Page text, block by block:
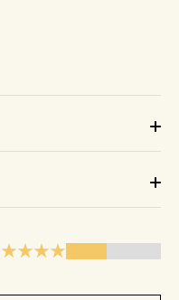
heb m nog helemaal